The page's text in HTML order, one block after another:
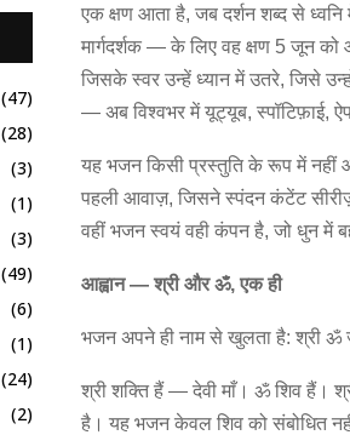
एक क्षण आता है, जब दर्शन शब्द से
मार्गदर्शक — के लिए वह क्षण 5 जून
जिसके स्वर उन्हें ध्यान में उतरे, जिसे
— अब विश्वभर में यूट्यूब, स्पॉटिफ़ाई,
यह भजन किसी प्रस्तुति के रूप में नहीं
पहली आवाज़, जिसने स्पंदन कंटेंट सीरीज़
वहीं भजन स्वयं वही कंपन है, जो धुन में
आह्वान — श्री और ॐ, एक ही
भजन अपने ही नाम से खुलता है: श्री ॐ
श्री शक्ति हैं — देवी माँ। ॐ शिव हैं।
है। यह भजन केवल शिव को संबोधित
(47)
(28)
(3)
(1)
(3)
(49)
(6)
(1)
(24)
(2)